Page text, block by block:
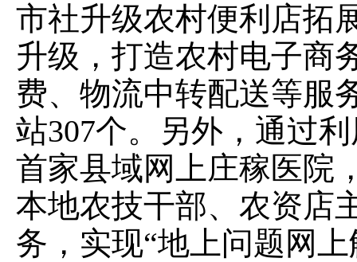
市社升级农村便利店拓
升级，打造农村电子商
费、物流中转配送等服
站307个。另外，通过
首家县域网上庄稼医院
本地农技干部、农资店
务，实现“地上问题网